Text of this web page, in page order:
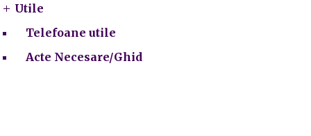
Utile
Telefoane utile
Acte Necesare/Ghid